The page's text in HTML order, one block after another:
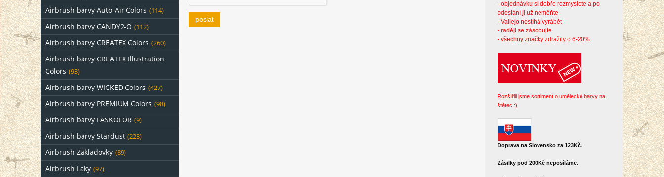
Airbrush barvy Auto-Air Colors (114)
Airbrush barvy CANDY2-O (112)
Airbrush barvy CREATEX Colors (260)
Airbrush barvy CREATEX Illustration
Colors (93)
Airbrush barvy WICKED Colors (427)
Airbrush barvy PREMIUM Colors (98)
Airbrush barvy FASKOLOR (9)
Airbrush barvy Stardust (223)
Airbrush Základovky (89)
Airbrush Laky (97)
poslat
- objednávku si dobře rozmyslete a po
odeslání ji už neměňte
- Vallejo nestíhá vyrábět
- raději se zásobujte
- všechny značky zdražily o 6-20%
Rozšířili jsme sortiment o umělecké barvy na
štětec :)
Doprava na Slovensko za 123Kč.
Zásilky pod 200Kč neposíláme.